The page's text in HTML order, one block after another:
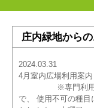
庄内緑地から
2024.03.31
4月室内広場利用案内
※専門利用の種
で、 使用不可の種